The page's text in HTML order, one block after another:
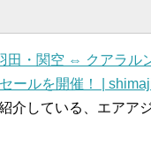
田・関空 ⇔ クアラル
ールを開催！ |
介している、エアア